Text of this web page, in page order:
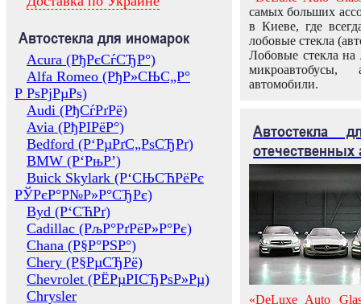
Автостекла для иномарок
Acura (РђРєСѓСЂР°)
Alfa Romeo (РђР»СЊС„Р°
Р РѕРјРµРѕ)
Audi (РђСѓРґРё)
Avia (РђРІРёР°)
Bedford (Р‘РµРґС„РѕСЂРґ)
BMW (Р‘РњР’)
Buick Skylark (Р‘СЊСЋРёРє
РЎРєР°Р№Р»Р°СЂРє)
Byd (Р‘СЋРґ)
Cadillac (РљР°РґРёР»Р°Рє)
Chana (Р§Р°РЅР°)
Chery (Р§РµСЂРё)
Chevrolet (РЁРµРІСЂРѕР»Рµ)
Chrysler
самых больших
в Киеве, где
лобовые стекла
Лобовые стекла на
микроавтобусы,
автомобили.
Автостекла
отечественных
«DeLuxe Auto